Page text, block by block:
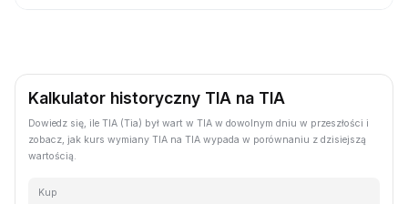
Kalkulator historyczny TIA na TIA
Dowiedz się, ile TIA (Tia) był wart w TIA w dowolnym dniu w przeszłości i
zobacz, jak kurs wymiany TIA na TIA wypada w porównaniu z dzisiejszą
wartością.
Kup